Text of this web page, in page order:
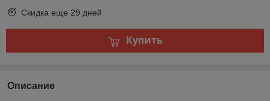
Скидка еще 29 дней
Купить
Описание